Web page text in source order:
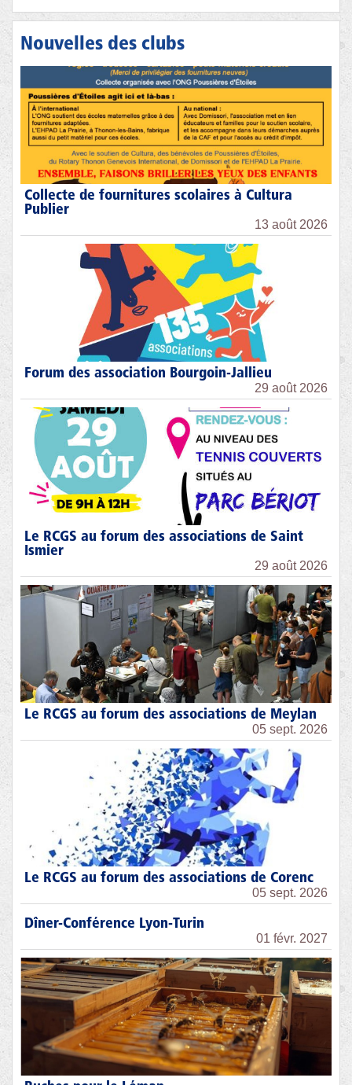
Nouvelles des clubs
Collecte de fournitures scolaires à Cultura
Publier
13 août 2026
Forum des association Bourgoin-Jallieu
29 août 2026
Le RCGS au forum des associations de Saint
Ismier
29 août 2026
Le RCGS au forum des associations de Meylan
05 sept. 2026
Le RCGS au forum des associations de Corenc
05 sept. 2026
Dîner-Conférence Lyon-Turin
01 févr. 2027